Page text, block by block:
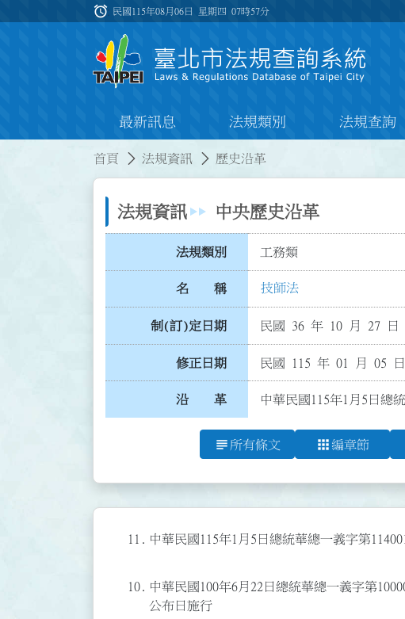
:::
alarm 民國115年08月06日 星期四07時57分
最新訊息 法規類別 法規查詢
首頁 法規資訊 歷史沿革
法規資訊 中央歷史沿革
法規類別 工務類
名 稱 技師法
制(訂)定日期 民國 36 年 10 月 27 日
修正日期 民國 115 年 01 月 05 日
沿 革 中華民國115年1月5日總
subject 所有條文 apps 編章節
11. 中華民國115年1月5日總統華總一義字第
10.
中華民國100年6月22日總統華總一義字第
公布日施行